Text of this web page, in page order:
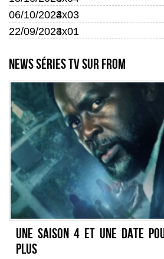
06/10/20243x03
22/09/20243x01
News séries TV sur From
Une saison 4 et une date
Plus